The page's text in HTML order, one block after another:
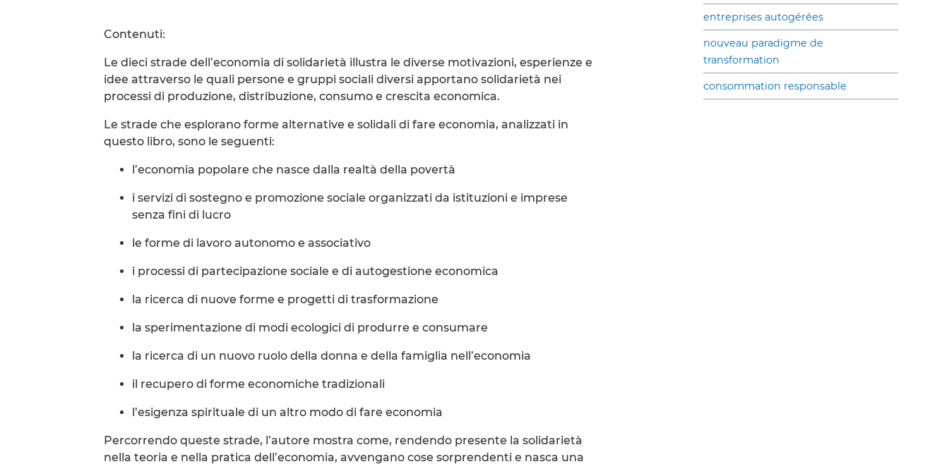
Contenuti:
Le dieci strade dell’economia di solidarietà illustra le diverse motivazioni, esperienze e
idee attraverso le quali persone e gruppi sociali diversi apportano solidarietà nei
processi di produzione, distribuzione, consumo e crescita economica.
Le strade che esplorano forme alternative e solidali di fare economia, analizzati in
questo libro, sono le seguenti:
l’economia popolare che nasce dalla realtà della povertà
i servizi di sostegno e promozione sociale organizzati da istituzioni e imprese
senza fini di lucro
le forme di lavoro autonomo e associativo
i processi di partecipazione sociale e di autogestione economica
la ricerca di nuove forme e progetti di trasformazione
la sperimentazione di modi ecologici di produrre e consumare
la ricerca di un nuovo ruolo della donna e della famiglia nell’economia
il recupero di forme economiche tradizionali
l’esigenza spirituale di un altro modo di fare economia
Percorrendo queste strade, l’autore mostra come, rendendo presente la solidarietà
nella teoria e nella pratica dell’economia, avvengano cose sorprendenti e nasca una
entreprises autogérées
nouveau paradigme de
transformation
consommation responsable